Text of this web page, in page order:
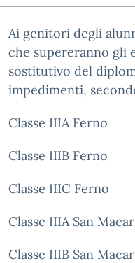
Ai genitori degli
che supereranno gli
sostitutivo del
impedimenti,
Classe IIIA Ferno
Classe IIIB Ferno
Classe IIIC Ferno
Classe IIIA San
Classe IIIB San